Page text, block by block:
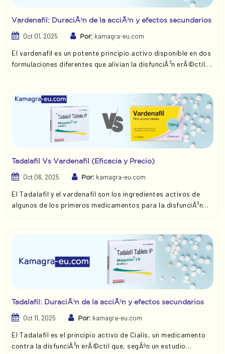
Vardenafil: DuraciÃ³n de la acciÃ³n y efectos secundarios
Oct 01, 2025
Por: kamagra-eu.com
El vardenafil es un potente principio activo disponible en dos
formulaciones diferentes que alivian la disfunciÃ³n erÃ©ctil.
sentidos excepto en el nombre y la fo
Tadalafil Vs Vardenafil (Eficacia y Precio)
Oct 06, 2025
Por: kamagra-eu.com
El Tadalafil y el vardenafil son los ingredientes activos de
algunos de los primeros medicamentos para la disfunciÃ³n
algunas diferencias sutiles entre ambos que los hacen
Ãºnicos. En esta comparaciÃ³n, analizaremos la eficacia y el
precio del Tadalafil y el Vardenafil para ayudarle a tomar una
Tadalafil: DuraciÃ³n de la acciÃ³n y efectos secundarios
Oct 11, 2025
Por: kamagra-eu.com
El Tadalafil es el principio activo de Cialis, un medicamento
contra la disfunciÃ³n erÃ©ctil que, segÃºn un estudio